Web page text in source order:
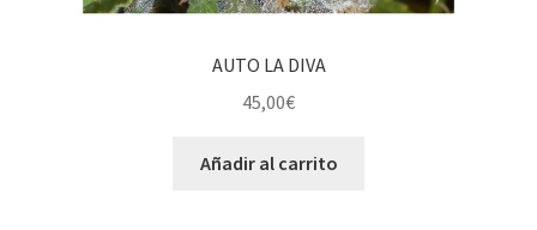
AUTO LA DIVA
45,00€
Añadir al carrito